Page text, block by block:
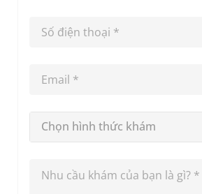
Chọn hình thức khám